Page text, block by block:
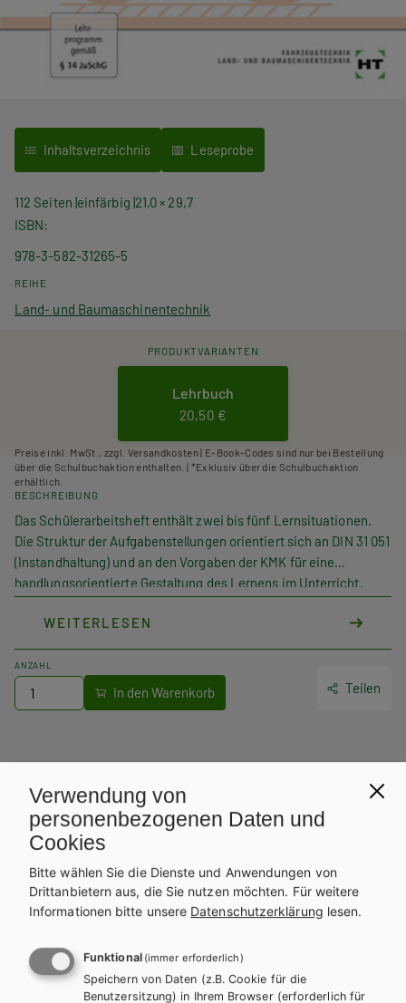
Inhaltsverzeichnis Leseprobe
112 Seiten einfärbig 21,0 × 29,7
ISBN
978-3-582-31265-5
REIHE
Land- und Baumaschinentechnik
PRODUKTVARIANTEN
Lehrbuch
20,50 €
Preise inkl. MwSt., zzgl. Versandkosten | E-Book-Codes sind nur bei Bestellung
über die Schulbuchaktion enthalten. | *Exklusiv über die Schulbuchaktion
erhältlich.
BESCHREIBUNG
Das Schülerarbeitsheft enthält zwei bis fünf Lernsituationen.
Die Struktur der Aufgabenstellungen orientiert sich an DIN 31 051
(Instandhaltung) und an den Vorgaben der KMK für eine
handlungsorientierte Gestaltung des Lernens im Unterricht.
WEITERLESEN
ANZAHL
Teilen
Weitere Bände dieser
Schulbuchreihe
Verwendung von
personenbezogenen Daten und
Cookies
Bitte wählen Sie die Dienste und Anwendungen von
Drittanbietern aus, die Sie nutzen möchten. Für weitere
Informationen bitte unsere Datenschutzerklärung lesen.
Funktional (immer erforderlich)
Speichern von Daten (z.B. Cookie für die
Benutzersitzung) in Ihrem Browser (erforderlich für